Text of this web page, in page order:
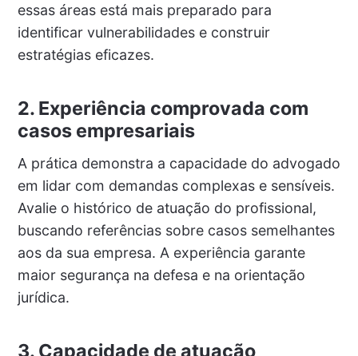
essas áreas está mais preparado para
identificar vulnerabilidades e construir
estratégias eficazes.
2. Experiência comprovada com
casos empresariais
A prática demonstra a capacidade do advogado
em lidar com demandas complexas e sensíveis.
Avalie o histórico de atuação do profissional,
buscando referências sobre casos semelhantes
aos da sua empresa. A experiência garante
maior segurança na defesa e na orientação
jurídica.
3. Capacidade de atuação